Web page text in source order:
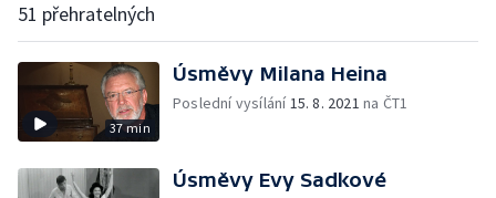
51 přehratelných
37 min
Úsměvy Milana Heina
Poslední vysílání15. 8. 2021 na ČT1
Úsměvy Evy Sadkové